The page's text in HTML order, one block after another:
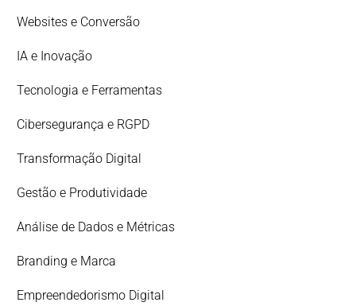
Websites e Conversão
IA e Inovação
Tecnologia e Ferramentas
Cibersegurança e RGPD
Transformação Digital
Gestão e Produtividade
Análise de Dados e Métricas
Branding e Marca
Empreendedorismo Digital